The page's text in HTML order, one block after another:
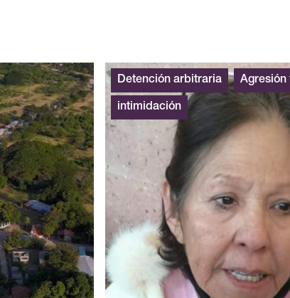
Detención arbitraria Agresión
intimidación